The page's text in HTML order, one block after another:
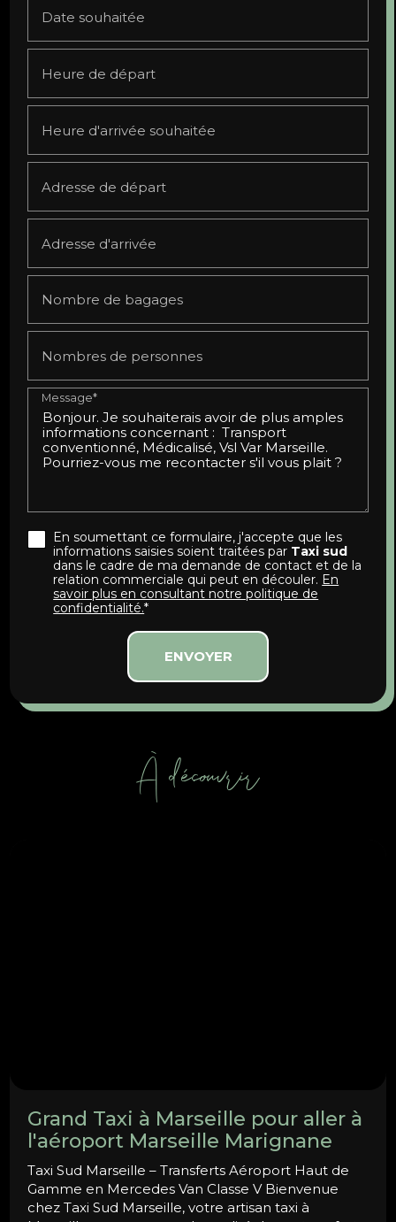
Date souhaitée
Heure de départ
Heure d'arrivée souhaitée
Adresse de départ
Adresse d'arrivée
Nombre de bagages
Nombres de personnes
Message*
En soumettant ce formulaire, j'accepte que les
informations saisies soient traitées par Taxi sud
dans le cadre de ma demande de contact et de la
relation commerciale qui peut en découler. En
savoir plus en consultant notre politique de
confidentialité.*
À découvrir
Également
Grand Taxi à Marseille pour aller à
l'aéroport Marseille Marignane
Taxi Sud Marseille – Transferts Aéroport Haut de
Gamme en Mercedes Van Classe V Bienvenue
chez Taxi Sud Marseille, votre artisan taxi à